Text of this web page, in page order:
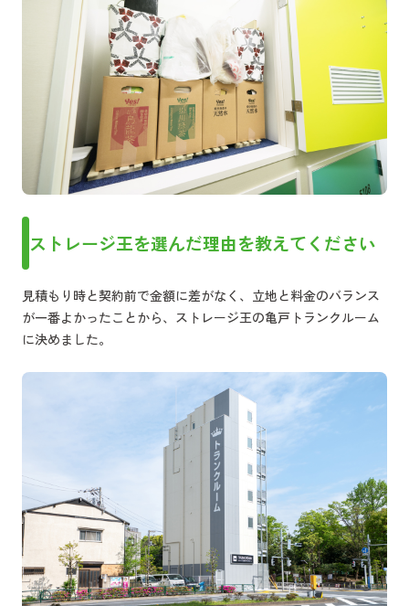
ストレージ王を選んだ理由を教えてください
見積もり時と契約前で金額に差がなく、立地と料金のバランス
が一番よかったことから、ストレージ王の亀戸トランクルーム
に決めました。